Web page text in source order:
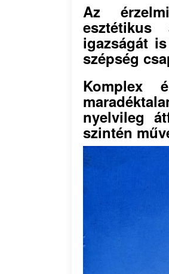
Az
igazságát
szépség
Komplex
nyelvileg
szintén